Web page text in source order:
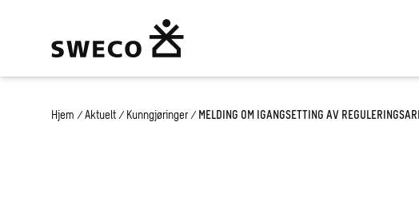
Hjem / Aktuelt / Kunngjøringer / MELDING OM IGANGSETTING AV